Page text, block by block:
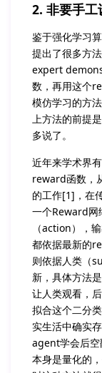
2. 非要手工
鉴于强化学习
提出了很多方
expert
数，再用这个
模仿学习的方
上方法的前提
多说了。
近年来学术界
reward函数，
的工作[1]，在
一个Reward网
（action），
都依据最新的
则依据人类（
新，具体方法
让人类观看，
拟合这个二分
实生活中确实
agent学会后
本身是量化的